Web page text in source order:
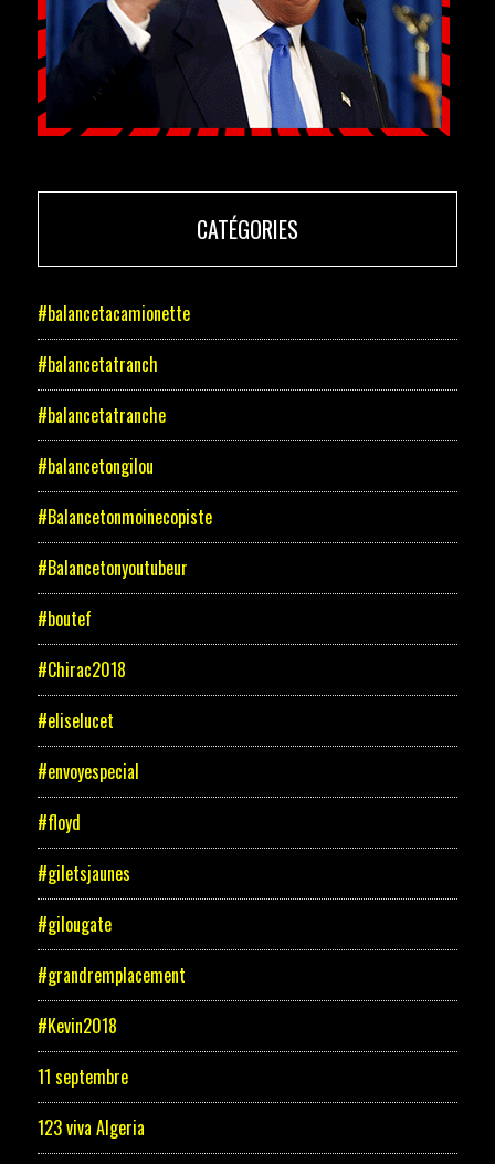
CATÉGORIES
#balancetacamionette
#balancetatranch
#balancetatranche
#balancetongilou
#Balancetonmoinecopiste
#Balancetonyoutubeur
#boutef
#Chirac2018
#eliselucet
#envoyespecial
#floyd
#giletsjaunes
#gilougate
#grandremplacement
#Kevin2018
11 septembre
123 viva Algeria